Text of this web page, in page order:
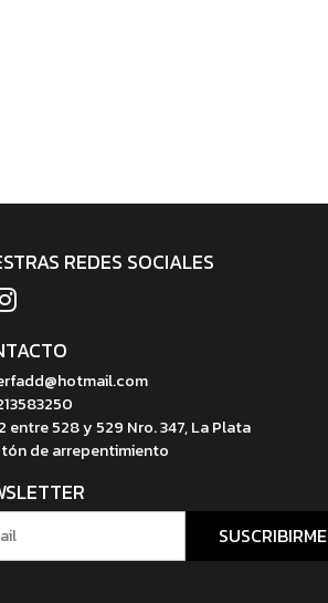
REDES SOCIALES
entre 528 y 529 Nro. 347, La Plata
de arrepentimiento
SUSCRIBIRME